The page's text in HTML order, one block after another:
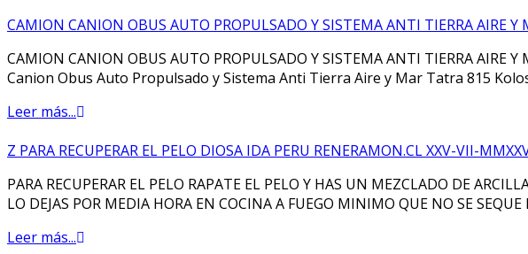
CAMION CANION OBUS AUTO PROPULSADO Y SISTEMA ANTI TIERRA AIRE Y
CAMION CANION OBUS AUTO PROPULSADO Y SISTEMA ANTI TIERRA
Canion Obus Auto Propulsado y Sistema Anti Tierra Aire y Mar Tatra 815
Leer más...
Z PARA RECUPERAR EL PELO DIOSA IDA PERU RENERAMON.CL XXV-VII-
PARA RECUPERAR EL PELO RAPATE EL PELO Y HAS UN MEZCLADO DE
LO DEJAS POR MEDIA HORA EN COCINA A FUEGO MINIMO QUE NO SE
Leer más...